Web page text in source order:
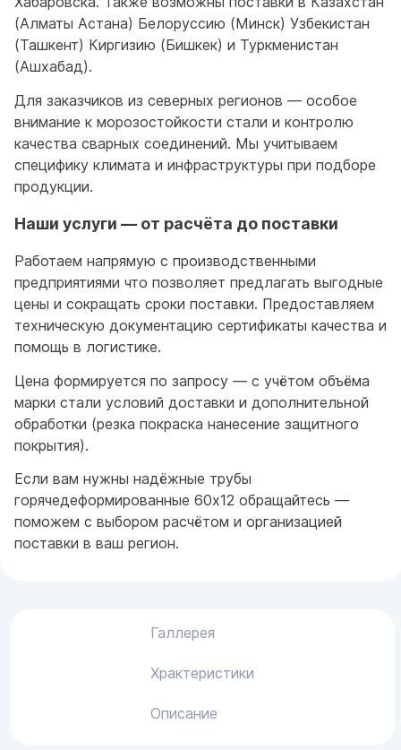
(Алматы Астана) Белоруссию (Минск) Узбекистан
(Ташкент) Киргизию (Бишкек) и Туркменистан
(Ашхабад).
Для заказчиков из северных регионов — особое
внимание к морозостойкости стали и контролю
качества сварных соединений. Мы учитываем
специфику климата и инфраструктуры при подборе
продукции.
Наши услуги — от расчёта до поставки
Работаем напрямую с производственными
предприятиями что позволяет предлагать выгодные
цены и сокращать сроки поставки. Предоставляем
техническую документацию сертификаты качества и
помощь в логистике.
Цена формируется по запросу — с учётом объёма
марки стали условий доставки и дополнительной
обработки (резка покраска нанесение защитного
покрытия).
Если вам нужны надёжные трубы
горячедеформированные 60x12 обращайтесь —
поможем с выбором расчётом и организацией
поставки в ваш регион.
Галлерея
Храктеристики
Описание